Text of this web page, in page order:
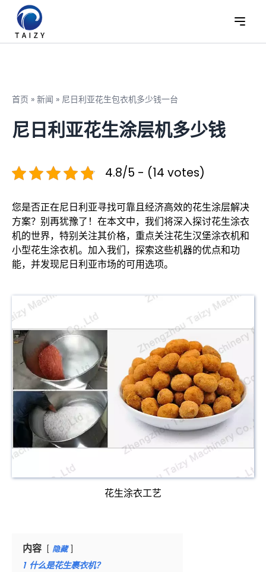
首页 » 新闻 » 尼日利亚花生包衣机多少钱一台
尼日利亚花生涂层机多少钱
4.8/5 - (14 votes)
您是否正在尼日利亚寻找可靠且经济高效的花生涂层解决
方案？别再犹豫了！在本文中，我们将深入探讨花生涂衣
机的世界，特别关注其价格，重点关注花生汉堡涂衣机和
小型花生涂衣机。加入我们，探索这些机器的优点和功
能，并发现尼日利亚市场的可用选项。
花生涂衣工艺
内容 隐藏
1 什么是花生裹衣机？